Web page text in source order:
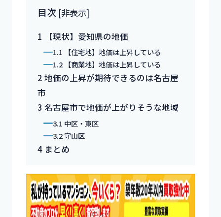
目次 [非表示]
1 【現状】愛知県の地価
1.1 【住宅地】地価は上昇している
1.2【商業地】地価は上昇している
2 地価の上昇が期待できるのは名古屋
市
3 名古屋市で地価が上がりそうな地域
3.1 中区・東区
3.2守山区
4まとめ